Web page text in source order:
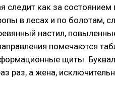
следит как за состоянием
в лесах и по болотам,
настил,
помечаются
щиты.
раз, а жена,